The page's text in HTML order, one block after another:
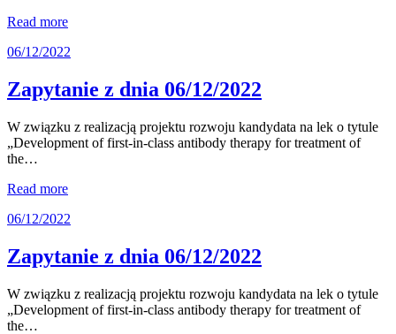
Read more
06/12/2022
Zapytanie z dnia 06/12/2022
W związku z realizacją projektu rozwoju kandydata na lek o tytule
„Development of first-in-class antibody therapy for treatment of
the…
Read more
06/12/2022
Zapytanie z dnia 06/12/2022
W związku z realizacją projektu rozwoju kandydata na lek o tytule
„Development of first-in-class antibody therapy for treatment of
the…